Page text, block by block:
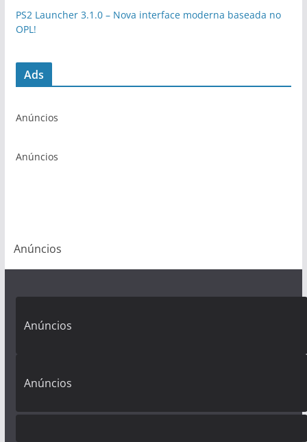
PS2 Launcher 3.1.0 – Nova interface moderna baseada no
OPL!
Ads
Anúncios
Anúncios
Anúncios
Anúncios
Anúncios